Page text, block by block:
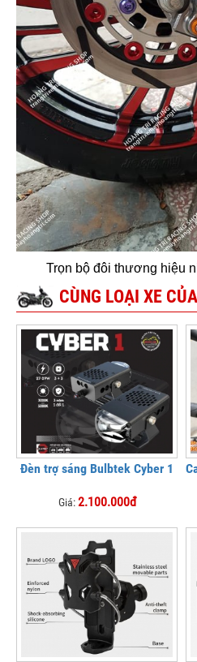
Trọn bộ đôi thương hiệu
CÙNG LOẠI XE
Đèn trợ sáng Bulbtek Cyber 1
Giá:2.100.000đ